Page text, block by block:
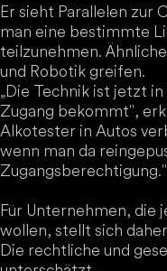
Er sieht Parallelen zur
man eine bestimmte
teilzunehmen.
und Robotik greifen.
„Die Technik ist jetzt
Zugang bekommt",
Alkotester in Autos
wenn man da
Zugangsberechtigung."
Für Unternehmen, die
wollen, stellt sich
Die rechtliche und